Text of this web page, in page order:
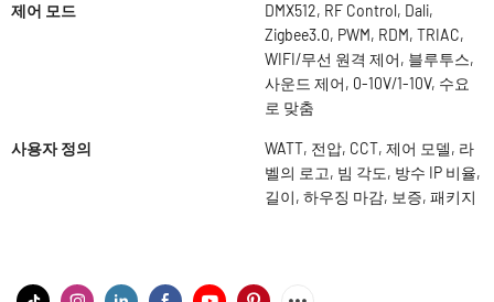
제어 모드
DMX512, RF Control, Dali,
Zigbee3.0, PWM, RDM, TRIAC,
WIFI/무선 원격 제어, 블루투스,
사운드 제어, 0-10V/1-10V, 수요
로 맞춤
사용자 정의
WATT, 전압, CCT, 제어 모델, 라
벨의 로고, 빔 각도, 방수 IP 비율,
길이, 하우징 마감, 보증, 패키지